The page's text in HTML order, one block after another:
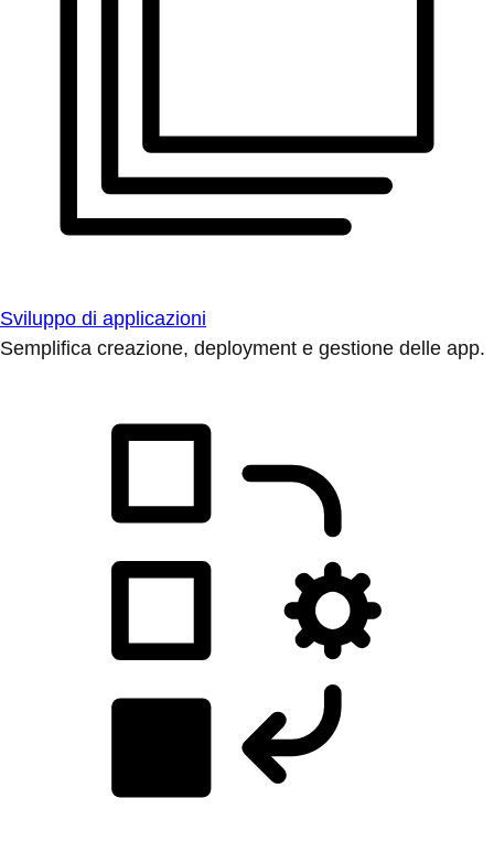
Sviluppo di applicazioni
Semplifica creazione, deployment e gestione delle app.